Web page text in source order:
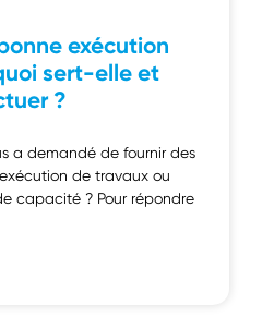
exécution
sert-elle et
?
a demandé de fournir des
de travaux ou
capacité ? Pour répondre